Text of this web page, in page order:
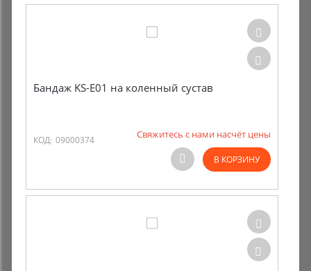
Бандаж KS-E01 на коленный сустав
КОД: 09000374 Свяжитесь с нами насчёт цены
В КОРЗИНУ